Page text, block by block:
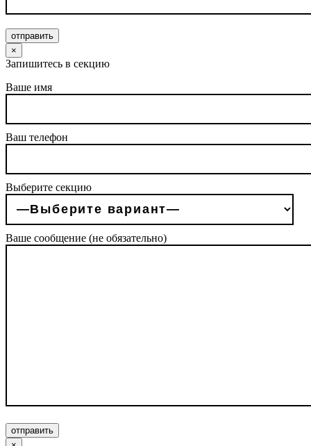
отправить
×
Запишитесь в секцию
Ваше имя
Ваш телефон
Выберите секцию
Ваше сообщение (не обязательно)
отправить